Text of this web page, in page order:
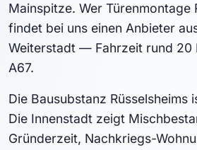
Mainspitze. Wer Türenmontage
findet bei uns einen Anbieter
Weiterstadt — Fahrzeit rund 20
A67.
Die Bausubstanz Rüsselsheims
Die Innenstadt zeigt
Gründerzeit, Nachkriegs-